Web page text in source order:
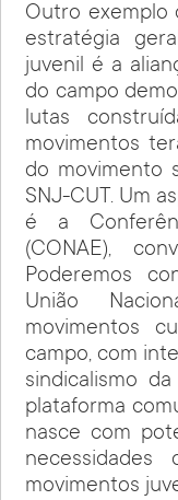
Outro exemplo
estratégia
juvenil é a
do campo
lutas
movimentos
do movimento
SNJ-CUT. Um
é a
(CONAE),
Poderemos
União
movimentos
campo, com
sindicalismo
plataforma
nasce com
necessidades
movimentos